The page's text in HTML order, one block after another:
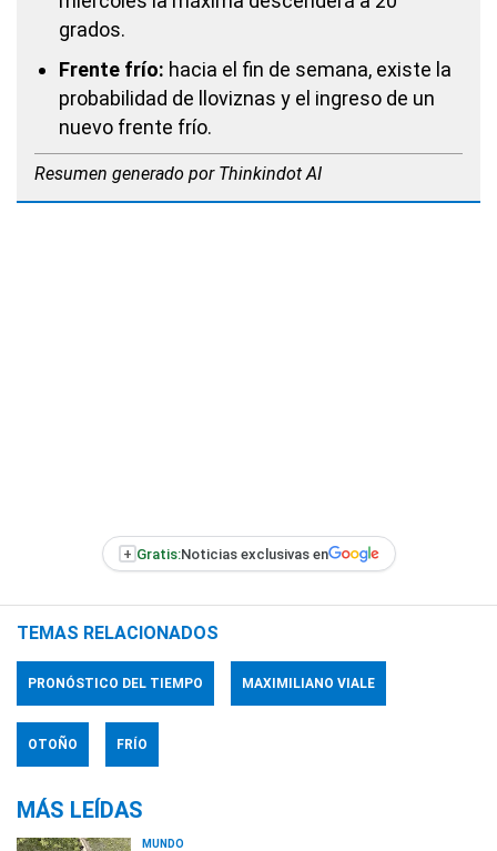
grados.
Frente frío: hacia el fin de semana, existe la
probabilidad de lloviznas y el ingreso de un
nuevo frente frío.
Resumen generado por Thinkindot AI
+ Gratis:Noticias exclusivas en
TEMAS RELACIONADOS
PRONÓSTICO DEL TIEMPO MAXIMILIANO VIALE
OTOÑO FRÍO
MÁS LEÍDAS
MUNDO